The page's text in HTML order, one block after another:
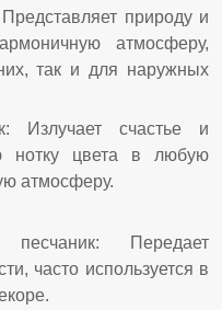
природу и
атмосферу,
так и для наружных
Излучает счастье и
нотку цвета в любую
атмосферу.
песчаник: Передает
часто используется в